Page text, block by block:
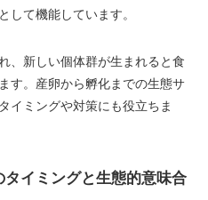
して機能しています。
、新しい個体群が生まれると食
す。産卵から孵化までの生態サ
イミングや対策にも役立ちま
イミングと生態的意味合